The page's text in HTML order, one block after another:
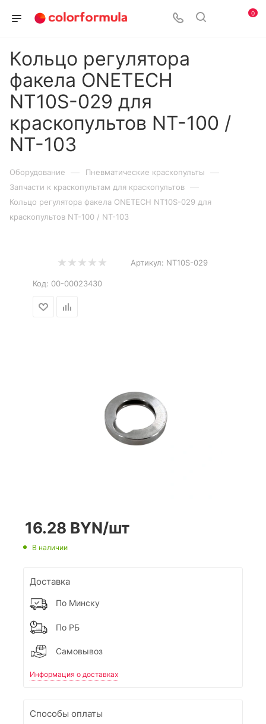
0
Кольцо регулятора
факела ONETECH
NT10S-029 для
краскопультов NT-100 /
NT-103
Оборудование — Пневматические краскопульты —
Запчасти к краскопультам для краскопультов —
Кольцо регулятора факела ONETECH NT10S-029 для
краскопультов NT-100 / NT-103
Артикул: NT10S-029
Код: 00-00023430
16.28 BYN/шт
В наличии
Доставка
По Минску
По РБ
Самовывоз
Информация о доставках
Способы оплаты